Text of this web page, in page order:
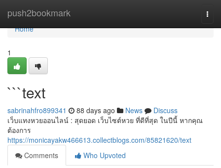
push2bookmark
Home
Home
1
```text
sabrinahfro899341 88 days ago News
Discuss
เว็บแทงหวยออนไลน์ : สุดยอด เว็บไซต์หวย ที่ดีที่สุด ในปีนี้ หากคุณ
ต้องการ
https://monicayakw466613.collectblogs.com/85821620/text
Comments
Who Upvoted